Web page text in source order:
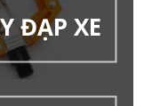
ĐẠP XE